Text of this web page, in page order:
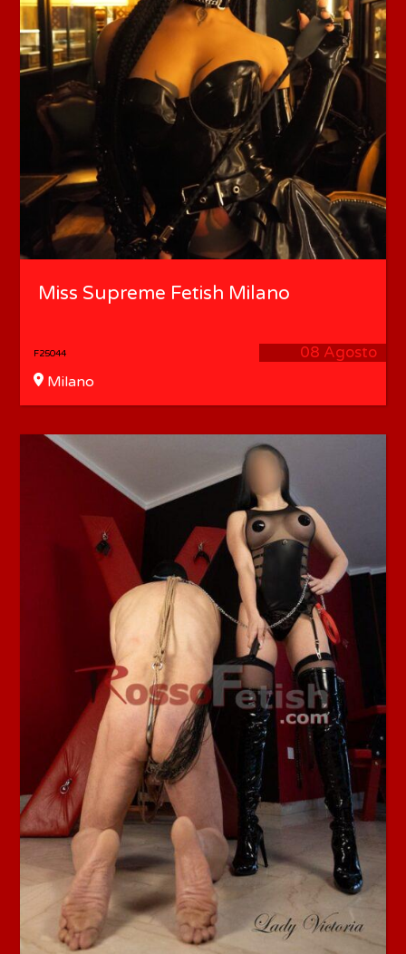
Miss Supreme Fetish Milano
08 Agosto
F25044
Milano